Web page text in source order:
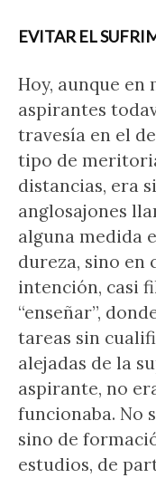
EVITAR EL
Hoy, aunque en
aspirantes
travesía en el
tipo de
distancias, era
anglosajones
alguna medida
dureza, sino en
intención, casi
“enseñar”,
tareas sin
alejadas de la
aspirante, no
funcionaba. No
sino de
estudios, de